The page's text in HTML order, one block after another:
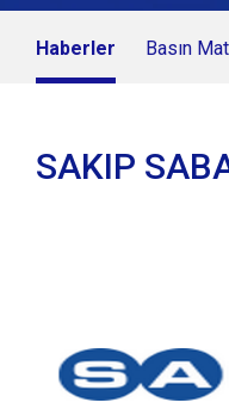
Haberler Basın
SAKIP